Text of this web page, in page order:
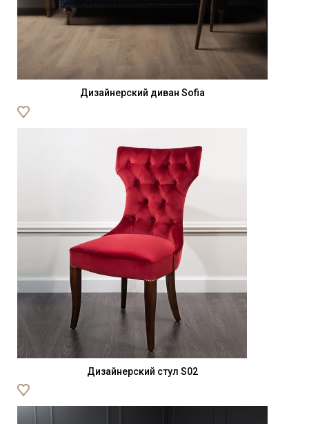
Дизайнерский диван Sofia
Дизайнерский стул S02